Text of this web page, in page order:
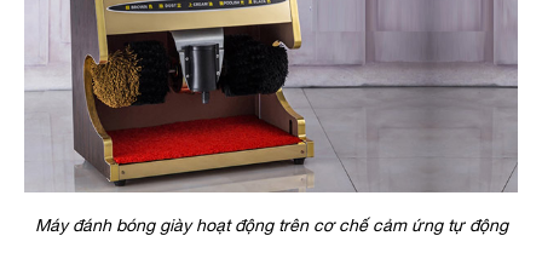
Máy đánh bóng giày hoạt động trên cơ chế cảm ứng tự động